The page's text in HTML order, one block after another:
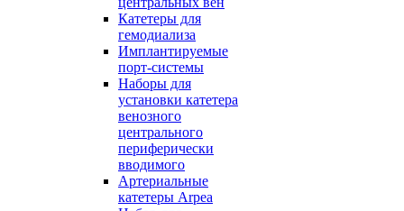
Катетеры для
гемодиализа
Имплантируемые
порт‑системы
Наборы для
установки катетера
венозного
центрального
периферически
вводимого
Артериальные
катетеры Arpea